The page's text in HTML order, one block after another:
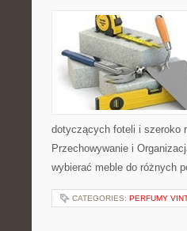
dotyczących foteli i szeroko
Przechowywanie i
wybierać meble do różnych
CATEGORIES: PERFUMY